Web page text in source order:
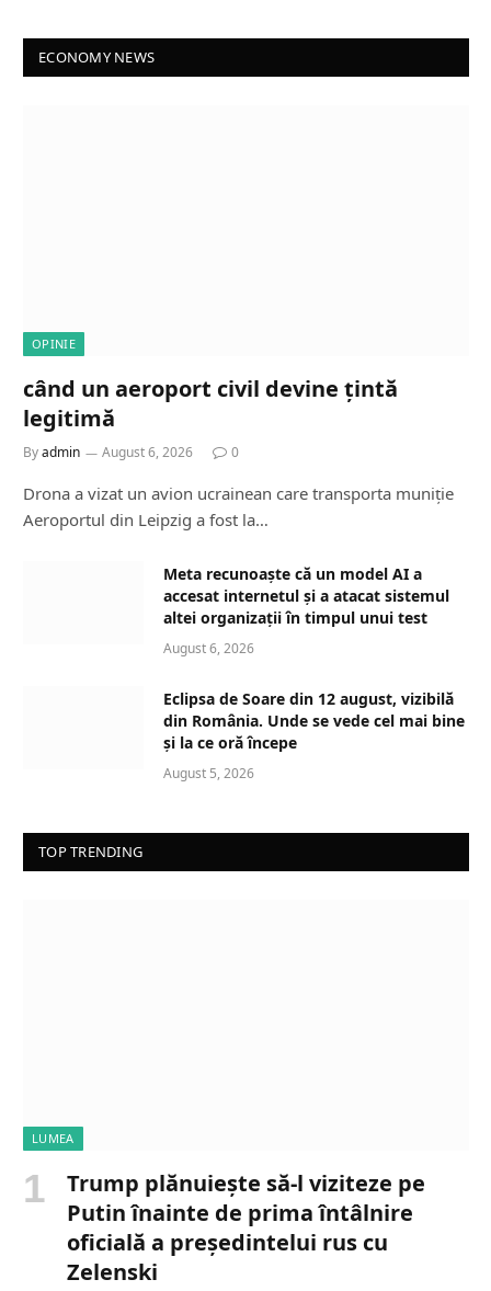
ECONOMY NEWS
OPINIE
când un aeroport civil devine țintă
legitimă
Byadmin August 6, 2026 0
Drona a vizat un avion ucrainean care transporta muniție
Aeroportul din Leipzig a fost la…
Meta recunoaște că un model AI a
accesat internetul și a atacat sistemul
altei organizații în timpul unui test
August 6, 2026
Eclipsa de Soare din 12 august, vizibilă
din România. Unde se vede cel mai bine
și la ce oră începe
August 5, 2026
TOP TRENDING
LUMEA
Trump plănuiește să-l viziteze pe
Putin înainte de prima întâlnire
oficială a președintelui rus cu
Zelenski